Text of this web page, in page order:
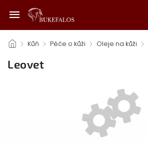
/ Kůň / Péče o kůži / Oleje na kůži /
Leovet